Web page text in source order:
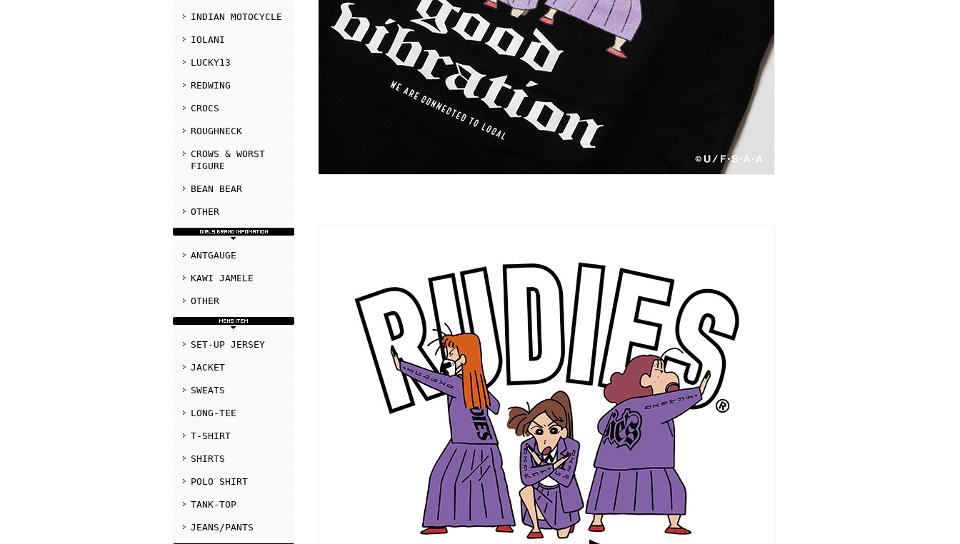
INDIAN MOTOCYCLE
IOLANI
LUCKY13
REDWING
CROCS
ROUGHNECK
CROWS & WORST
FIGURE
BEAN BEAR
OTHER
ANTGAUGE
KAWI JAMELE
OTHER
SET-UP JERSEY
JACKET
SWEATS
LONG-TEE
T-SHIRT
SHIRTS
POLO SHIRT
TANK-TOP
JEANS/PANTS